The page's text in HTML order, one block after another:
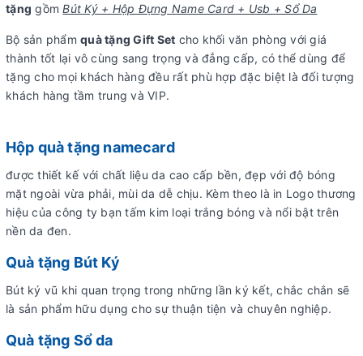
tặng gồmBút Ký + Hộp Đựng Name Card + Usb + Sổ Da
Bộ sản phẩm quà tặng Gift Set cho khối văn phòng với giá
thành tốt lại vô cùng sang trọng và đẳng cấp, có thể dùng để
tặng cho mọi khách hàng đều rất phù hợp đặc biệt là đối tượng
khách hàng tầm trung và VIP.
Hộp quà tặng namecard
được thiết kế với chất liệu da cao cấp bền, đẹp với độ bóng
mặt ngoài vừa phải, mùi da dễ chịu. Kèm theo là in Logo thương
hiệu của công ty bạn tấm kim loại trắng bóng và nổi bật trên
nền da đen.
Quà tặng Bút Ký
Bút ký vũ khi quan trọng trong những lần ký kết, chắc chắn sẽ
là sản phẩm hữu dụng cho sự thuận tiện và chuyên nghiệp.
Quà tặng Sổ da